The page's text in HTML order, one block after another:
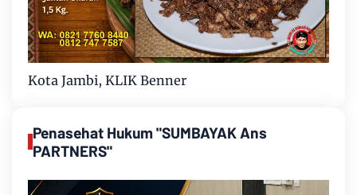
Kota Jambi, KLIK Benner
Penasehat Hukum "SUMBAYAK Ans
PARTNERS"